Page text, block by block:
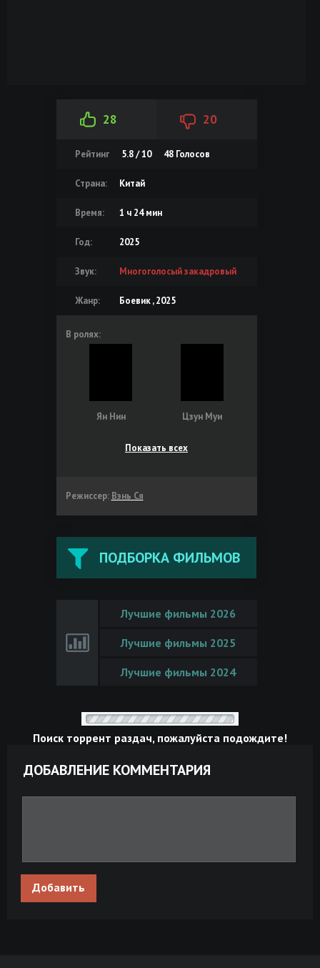
28 20
Рейтинг 5.8 / 10 48Голосов
Страна: Китай
Время: 1 ч 24 мин
Год: 2025
Звук: Многоголосый закадровый
Жанр: Боевик , 2025
В ролях:
Ян Нин Цзун Муи
Показать всех
Режиссер: Вэнь Ся
ПОДБОРКА ФИЛЬМОВ
Лучшие фильмы 2026
Лучшие фильмы 2025
Лучшие фильмы 2024
Поиск торрент раздач, пожалуйста подождите!
ДОБАВЛЕНИЕ КОММЕНТАРИЯ
Добавить